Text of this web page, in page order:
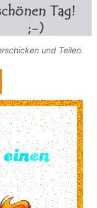
und Teilen.